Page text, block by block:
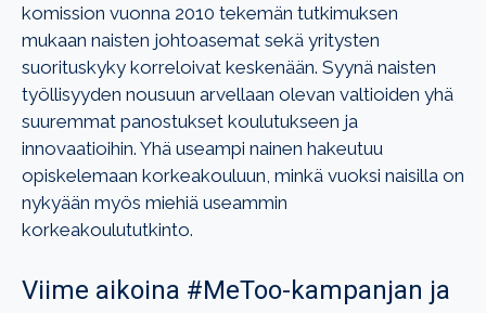
komission vuonna 2010 tekemän tutkimuksen
mukaan naisten johtoasemat sekä yritysten
suorituskyky korreloivat keskenään. Syynä naisten
työllisyyden nousuun arvellaan olevan valtioiden yhä
suuremmat panostukset koulutukseen ja
innovaatioihin. Yhä useampi nainen hakeutuu
opiskelemaan korkeakouluun, minkä vuoksi naisilla on
nykyään myös miehiä useammin
korkeakoulututkinto.
Viime aikoina #MeToo-kampanjan ja